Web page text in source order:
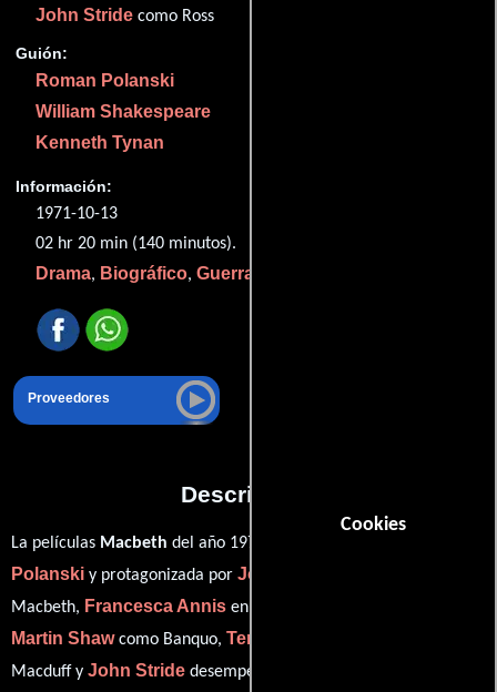
Cookies
John Stride como Ross
Guión:
Roman Polanski
William Shakespeare
Kenneth Tynan
Información:
1971-10-13
02 hr 20 min (140 minutos).
Drama, Biográfico, Guerra
Proveedores
Descripción
La películas Macbeth del año 1971, está dirigida por
Polanski y protagonizada por Jon Finch
Macbeth, Francesca Annis en el papel de Lady Macbeth,
Martin Shawcomo Banquo, Terence Bayler
Macduff y John Stride desempeñando el papel de Ross (